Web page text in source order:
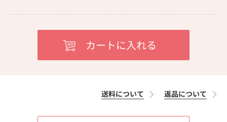
送料について 返品について